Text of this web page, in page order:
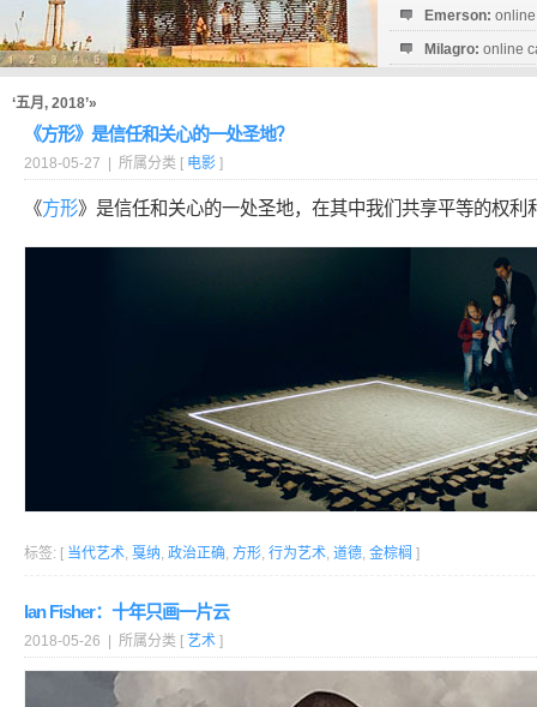
Emerson:
Milagro: online
‘五月, 2018’»
《方形》是信任和关心的一处圣地？
2018-05-27 | 所属分类 [ 电影 ]
《方形》是信任和关心的一处圣地，在其中我们共享平等的权利
标签: [ 当代艺术, 戛纳, 政治正确, 方形, 行为艺术, 道德, 金棕榈 ]
Ian Fisher：十年只画一片云
2018-05-26 | 所属分类 [ 艺术 ]